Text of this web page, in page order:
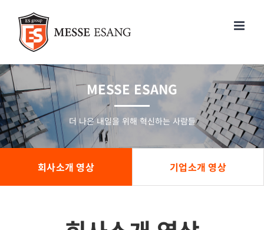
건
너
뛰
기
MESSE ESANG
더 나은 내일을 위해 혁신하는 사람들
회사소개 영상 기업소개 영상